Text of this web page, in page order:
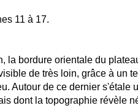
11 à 17.
la bordure orientale du
de très loin, grâce à un
Autour de ce dernier s'étale
dont la topographie révèle